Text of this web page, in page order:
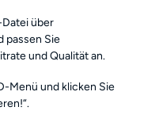
Datei über
passen Sie
und Qualität an.
Menü und klicken Sie